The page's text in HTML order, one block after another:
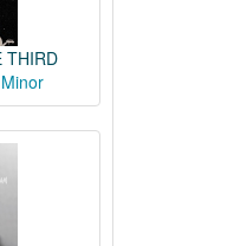
THIRD